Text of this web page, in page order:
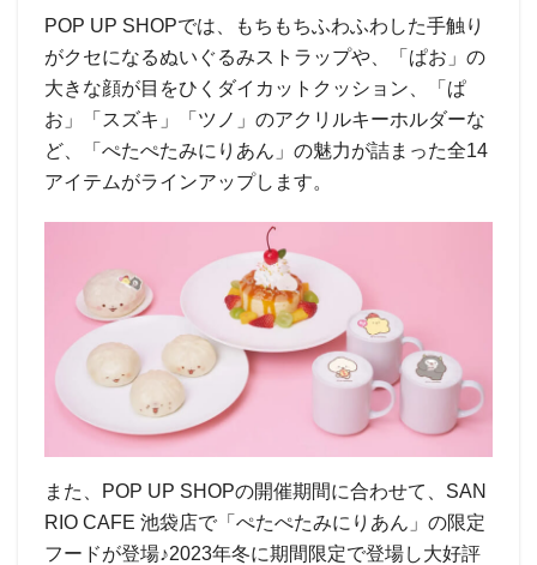
POP UP SHOPでは、もちもちふわふわした手触り
がクセになるぬいぐるみストラップや、「ぱお」の
大きな顔が目をひくダイカットクッション、「ぱ
お」「スズキ」「ツノ」のアクリルキーホルダーな
ど、「ぺたぺたみにりあん」の魅力が詰まった全14
アイテムがラインアップします。
また、POP UP SHOPの開催期間に合わせて、SAN
RIO CAFE 池袋店で「ぺたぺたみにりあん」の限定
フードが登場♪2023年冬に期間限定で登場し大好評